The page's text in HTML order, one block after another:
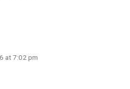
at 7:02 pm